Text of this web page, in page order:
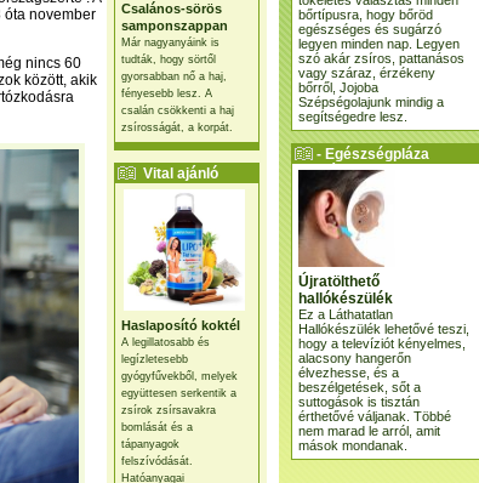
Csalános-sörös
samponszappan
Már nagyanyáink is
tudták, hogy sörtől
gyorsabban nő a haj,
fényesebb lesz. A
csalán csökkenti a haj
zsírosságát, a korpát.
Vital ajánló
Haslaposító koktél
A legillatosabb és
legízletesebb
gyógyfűvekből, melyek
együttesen serkentik a
zsírok zsírsavakra
bomlását és a
tápanyagok
felszívódását.
Hatóanyagai
óta november
nincs 60
között, akik
bőrtípusra, hogy bőröd
egészséges és sugárzó
legyen minden nap. Legyen
szó akár zsíros, pattanásos
vagy száraz, érzékeny
bőrről, Jojoba
Szépségolajunk mindig a
segítségedre lesz.
- Egészségpláza
ajánlatunk -
Újratölthető
hallókészülék
Ez a Láthatatlan
Hallókészülék lehetővé teszi,
hogy a televíziót kényelmes,
alacsony hangerőn
élvezhesse, és a
beszélgetések, sőt a
suttogások is tisztán
érthetővé váljanak. Többé
nem marad le arról, amit
mások mondanak.